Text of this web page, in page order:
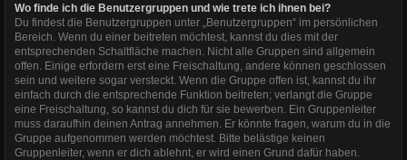
Wo finde ich die Benutzergruppen und wie trete ich ihnen bei?
Du findest die Benutzergruppen unter „Benutzergruppen“ im persönlichen
Bereich. Wenn du einer beitreten möchtest, kannst du dies mit der
entsprechenden Schaltfläche machen. Nicht alle Gruppen sind allgemein
offen. Einige erfordern erst eine Freischaltung, andere können geschlossen
sein und weitere sogar versteckt. Wenn die Gruppe offen ist, kannst du ihr
einfach durch die entsprechende Funktion beitreten; verlangt die Gruppe
eine Freischaltung, so kannst du dich für sie bewerben. Ein Gruppenleiter
muss daraufhin deinen Antrag annehmen. Er könnte fragen, warum du in die
Gruppe aufgenommen werden möchtest. Bitte belästige keinen
Gruppenleiter, wenn er dich ablehnt, er wird einen Grund dafür haben.